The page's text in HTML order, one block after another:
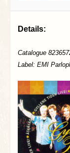
Details:
Catalogue
Label: EMI